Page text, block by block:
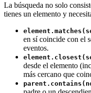
La búsqueda no solo
tienes un elemento y
en sí coincide con el
eventos.
desde el elemento
más cercano que